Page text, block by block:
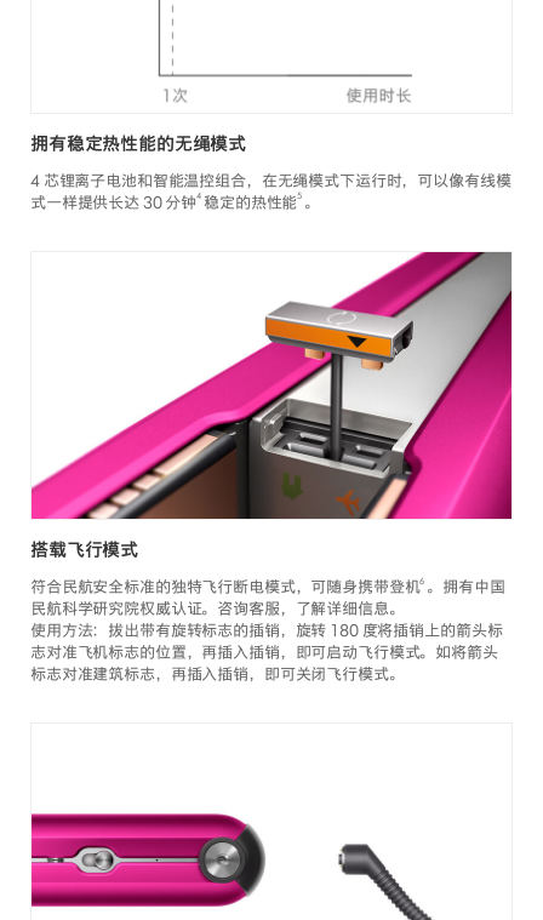
拥有稳定热性能的无绳模式
4 芯锂离子电池和智能温控组合，在无绳模式下运行时，可以像有线模
式一样提供长达 30 分钟4 稳定的热性能5 。
搭载飞行模式
符合民航安全标准的独特飞行断电模式，可随身携带登机6 。拥有中国
民航科学研究院权威认证。咨询客服，了解详细信息。
使用方法：拔出带有旋转标志的插销，旋转 180 度将插销上的箭头标
志对准飞机标志的位置，再插入插销，即可启动飞行模式。如将箭头
标志对准建筑标志，再插入插销，即可关闭飞行模式。